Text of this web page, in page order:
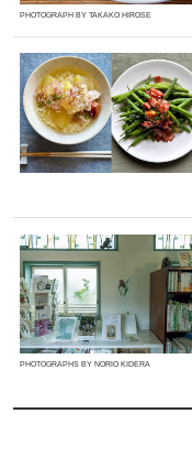
PHOTOGRAPH BY TAKAKO HIROSE
PHOTOGRAPHS BY NORIO KIDERA